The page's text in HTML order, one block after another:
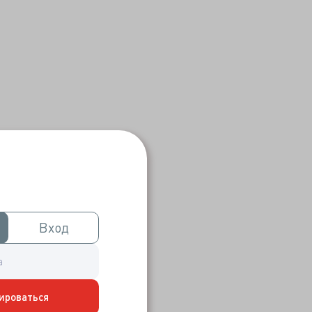
Вход
Вход